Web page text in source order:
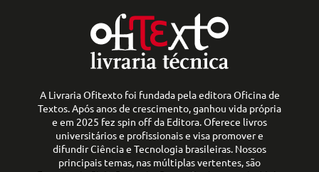
A Livraria Ofitexto foi fundada pela editora Oficina de
Textos. Após anos de crescimento, ganhou vida própria
e em 2025 fez spin off da Editora. Oferece livros
universitários e profissionais e visa promover e
difundir Ciência e Tecnologia brasileiras. Nossos
principais temas, nas múltiplas vertentes, são